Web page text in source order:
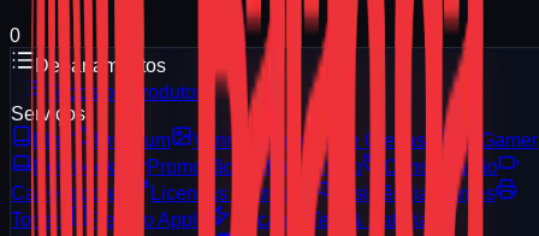
0
Departamentos
Todos os Produtos
Serviços
Blog
Premium Vitrine Serviços e Ofertas
PC Gamer
Notebooks
Promoção Manutenção
Consignação
Carregadores
Licenças Microsoft
Assistência Games
Toners
Reparo Apple
Troca de Tela & Bateria